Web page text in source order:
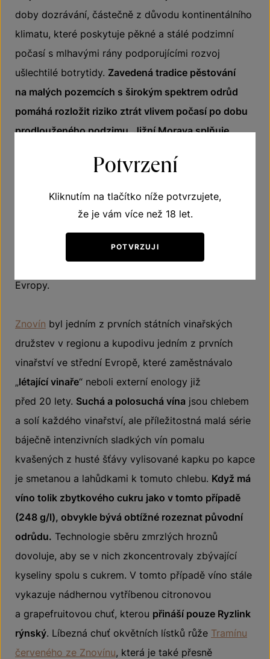
doby dozrávání, částečně z důvodu kontinentálního
klimatu, které poskytuje pěkné a stálé podzimní
počasí s mlhavými rány podporujícími rozvoj
ušlechtilé botrytidy. Zavedená tradice pěstování
na malých pozemcích s širokým spektrem odrůd
pomáhá rozložit riziko ztrát vlivem počasí po dobu
prodlouženého podzimu. Jižní Morava splňuje
širokých mělkých údolí kolem vodních ploch,
Počet nasbíraných ocenění činí z České republiky
nejúspěšnější zemi v regionu střední a východní
Evropy.
Znovín byl jedním z prvních státních vinařských
družstev v regionu a kupodivu jedním z prvních
vinařství ve střední Evropě, které zaměstnávalo
„létající vinaře“ neboli externí enology již
před 20 lety. Suchá a polosuchá vína jsou chlebem
a solí každého vinařství, ale příležitostná malá série
báječně intenzivních sladkých vín pomalu
kvašených z husté šťávy vylisované kapku po kapce
je smetanou a lahůdkami k tomuto chlebu. Když má
víno tolik zbytkového cukru jako v tomto případě
(248 g/l), obvykle bývá obtížné rozeznat původní
odrůdu. Technologie sběru zmrzlých hroznů
dovoluje, aby se v nich zkoncentrovaly zbývající
kyseliny spolu s cukrem. V tomto případě víno stále
vykazuje nádhernou vytříbenou citronovou
a grapefruitovou chuť, kterou přináší pouze Ryzlink
rýnský. Líbezná chuť okvětních lístků růže Tramínu
červeného ze Znovínu, která je také přesně
Potvrzení
Kliknutím na tlačítko níže potvrzujete,
že je vám více než 18 let.
POTVRZUJI